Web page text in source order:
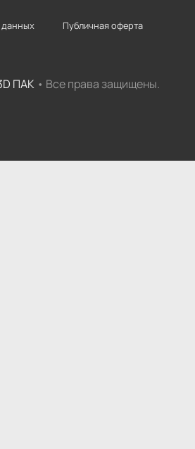
данных Публичная оферта
ПАК• Все права защищены.